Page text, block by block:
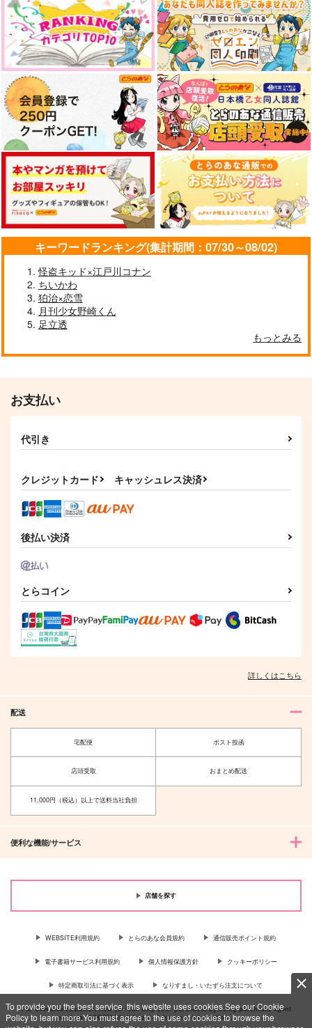
To provide you the best service, this website uses cookies.See our Cookie
Policy to learn more.You must agree to the use of cookies to browse the
キーワードランキング(集計期間：07/30～08/02)
怪盗キッド×江戸川コナン
ちいかわ
狛治×恋雪
月刊少女野崎くん
足立透
もっとみる
お支払い
代引き
クレジットカード キャッシュレス決済
後払い決済
とらコイン
詳しくはこちら
配送
宅配便 ポスト投函
店頭受取 おまとめ配送
11,000円（税込）以上で送料当社負担
便利な機能/サービス
店舗を探す
WEBSITE利用規約 とらのあな会員規約 通信販売ポイント規約
電子書籍サービス利用規約 個人情報保護方針 クッキーポリシー
特定商取引法に基づく表示 なりすまし・いたずら注文について
For Overseas customer, now you can ship your purchases by using purchases agent
services “AOCS”! Click {more…} for more information …more